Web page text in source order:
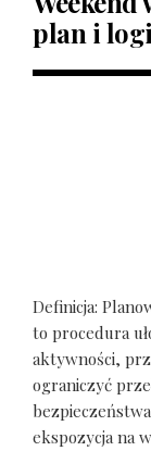
plan i
Definicja:
to procedura
aktywności,
ograniczyć
ekspozycja na